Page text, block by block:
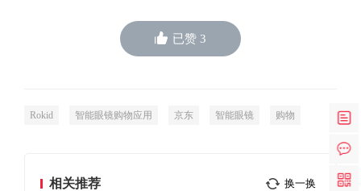
已赞 3
Rokid 智能眼镜购物应用 京东 智能眼镜 购物
相关推荐 换一换